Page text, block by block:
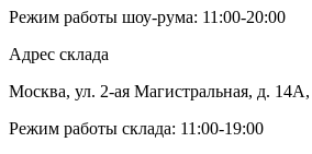
Режим работы шоу-рума: 11:00-20:00
Адрес склада
Москва, ул. 2-ая Магистральная, д. 14А,
Режим работы склада: 11:00-19:00